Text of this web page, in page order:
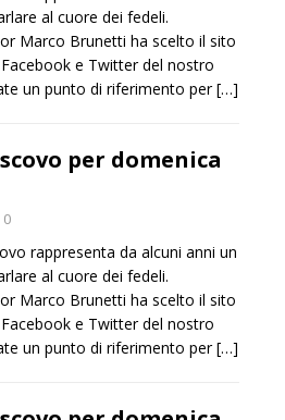
al cuore dei fedeli.
Marco Brunetti ha scelto il sito
e Twitter del nostro
un punto di riferimento per[…]
per domenica
0
rappresenta da alcuni anni un
al cuore dei fedeli.
Marco Brunetti ha scelto il sito
e Twitter del nostro
un punto di riferimento per[…]